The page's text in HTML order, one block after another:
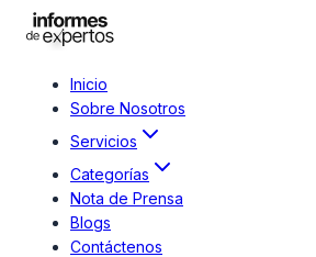
Inicio
Sobre Nosotros
Servicios
Categorías
Nota de Prensa
Blogs
Contáctenos